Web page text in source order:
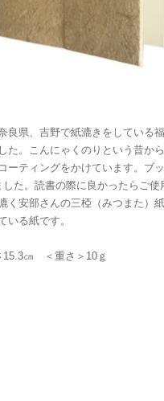
良県、吉野で紙漉きをしている
た。こんにゃくのりという昔か
ーティングをかけています。ブ
た。読書の際に良かったらご使
く安部さんの三椏（みつまた）
いる紙です。
15.3㎝ ＜重さ＞10ｇ